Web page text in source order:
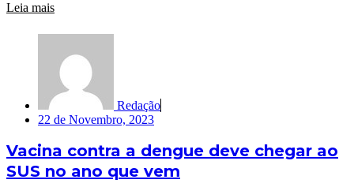
Leia mais
Redação
22 de Novembro, 2023
Vacina contra a dengue deve chegar ao
SUS no ano que vem